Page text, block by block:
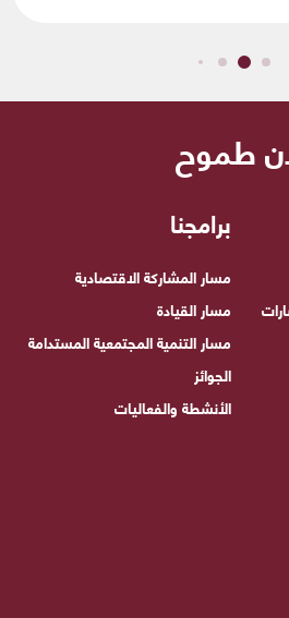
طموح
برامجنا
مسار المشاركة الاقتصادية
مسار القيادة
مسار التنمية المجتمعية المستدامة
الجوائز
الأنشطة والفعاليات